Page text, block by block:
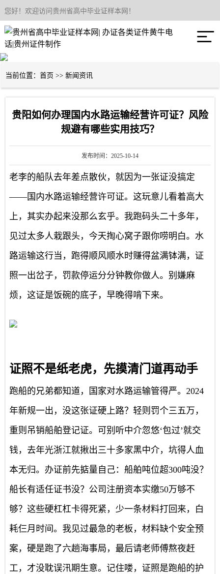
您好！欢迎访问贵州省高中毕业证样本网！

新闻资讯
当前位置： 首页 >> 新闻资讯
贵阳如何办理国内水路运输经营许可证？风险
规避有哪些实用技巧？
发布时间：2025-10-14
老李的船队去年差点散伙，就因为一张证没搞定
——国内水路运输经营许可证。这玩意儿看着高大
上，其实办起来没那么玄乎。我跑码头二十多年，
见过太多人栽跟头，今天掏心窝子跟你唠明白。水
路运输这行当，跑得顺风顺水时赚得盆满钵满，证
照一出岔子，罚款停运分分钟教你做人。别嫌麻
烦，这证是饭碗的底子，早晚得啃下来。
证照不是纸老虎，先摸清门道再动手
跑船的兄弟都知道，国家对水路运输管得严。2024
年新规一出，没这张证硬上路？轻则罚个三五万，
重则吊销船舶登记证。可别听中介忽悠‘包过’就交
钱，去年光浙江就揪出三十多家黑中介，坑得人血
本无归。办证前先掂量自己：船舶吨位超300吨没？
船长有适任证书没？公司注册资本实缴50万够不
够？这些硬杠杠卡得死紧，少一条材料打回来，白
耗仨月时间。我见过最急的老板，材料缺个安全预
案，硬是跑了六趟海事局，最后请老师傅熬夜赶
工，才没耽误汛期生意。记住喽，证照是跑船的护